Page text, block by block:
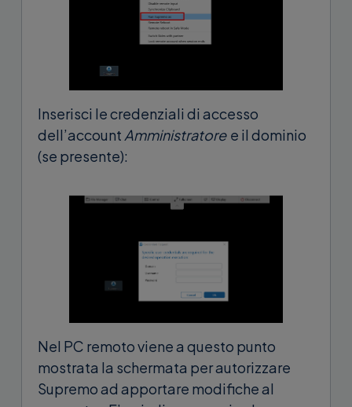
Inserisci le credenziali di accesso
dell’account Amministratore e il dominio
(se presente):
Nel PC remoto viene a questo punto
mostrata la schermata per autorizzare
Supremo ad apportare modifiche al